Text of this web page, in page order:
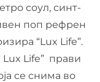
соул, синт-
поп рефрен
“Lux Life”.
Lux Life” прави
се снима во